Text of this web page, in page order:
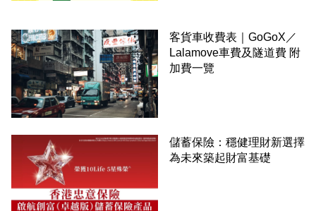
客貨車收費表｜GoGoX／
Lalamove車費及隧道費 附
加費一覽
儲蓄保險：穩健理財新選擇
為未來築起財富基礎